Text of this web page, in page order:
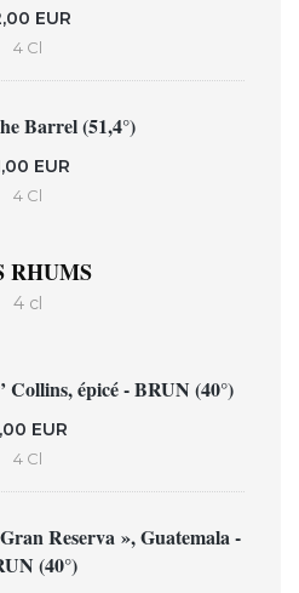
EUR
4 Cl
Barrel (51,4°)
EUR
4 Cl
RHUMS
4 cl
Collins, épicé - BRUN (40°)
EUR
4 Cl
Reserva », Guatemala -
(40°)